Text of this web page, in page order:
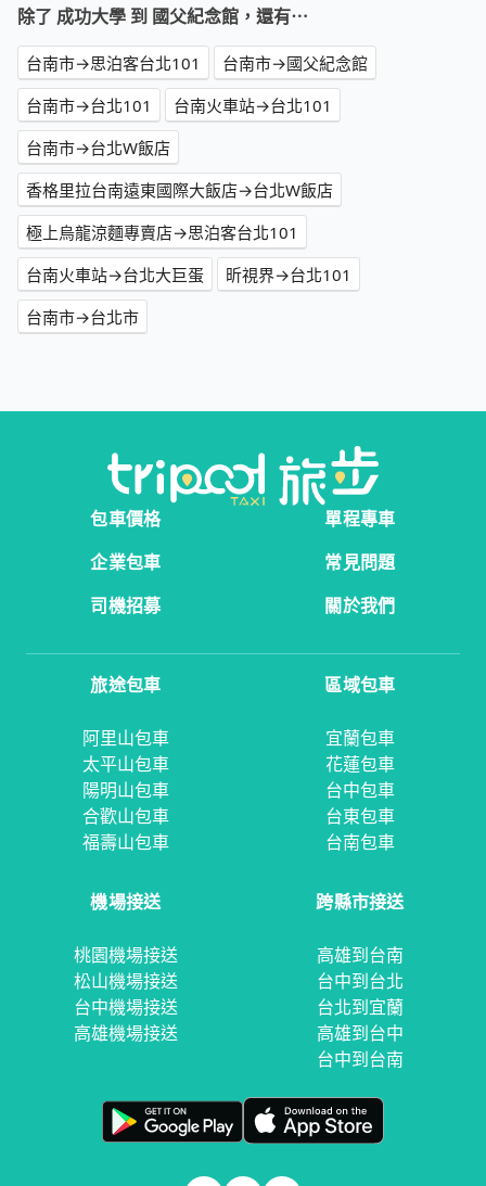
除了 成功大學 到 國父紀念館，還有⋯
台南市→思泊客台北101
台南市→國父紀念館
台南市→台北101
台南火車站→台北101
台南市→台北W飯店
香格里拉台南遠東國際大飯店→台北W飯店
極上烏龍涼麵專賣店→思泊客台北101
台南火車站→台北大巨蛋
昕視界→台北101
台南市→台北市
包車價格
單程專車
企業包車
常見問題
司機招募
關於我們
旅途包車
阿里山包車
太平山包車
陽明山包車
合歡山包車
福壽山包車
區域包車
宜蘭包車
花蓮包車
台中包車
台東包車
台南包車
機場接送
桃園機場接送
松山機場接送
台中機場接送
高雄機場接送
跨縣市接送
高雄到台南
台中到台北
台北到宜蘭
高雄到台中
台中到台南